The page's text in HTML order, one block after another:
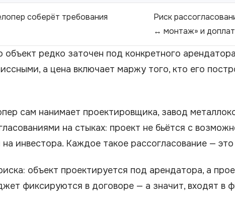
соберёт требования
Риск
↔ монтаж» и
объект редко заточен под конкретного
а цена включает маржу того, кто его
сам нанимает проектировщика, завод
на стыках: проект не бьётся с
инвестора. Каждое такое рассогласование —
объект проектируется под арендатора, а
фиксируются в договоре — а значит, входят в